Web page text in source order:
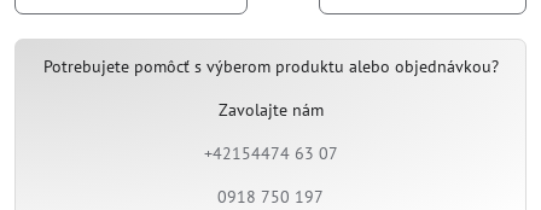
Potrebujete pomôcť s výberom produktu alebo objednávkou?
Zavolajte nám
+42154474 63 07
0918 750 197